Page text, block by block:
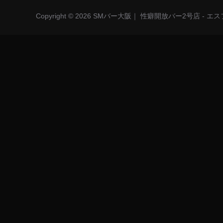
Copyright © 2026 SMバー大阪｜ 性癖開放バー2号店 - エス